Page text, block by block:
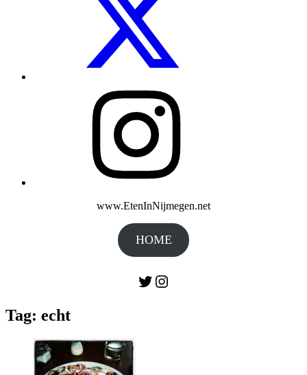
www.EtenInNijmegen.net
HOME
Twitter
Instagram
Tag: echt